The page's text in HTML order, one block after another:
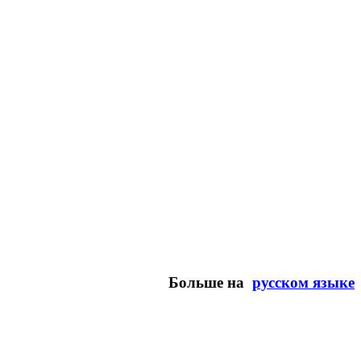
Больше на русском языке